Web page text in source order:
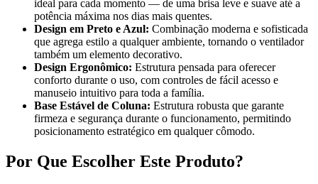
ideal para cada momento — de uma brisa leve e suave até a
potência máxima nos dias mais quentes.
Design em Preto e Azul: Combinação moderna e sofisticada
que agrega estilo a qualquer ambiente, tornando o ventilador
também um elemento decorativo.
Design Ergonômico: Estrutura pensada para oferecer
conforto durante o uso, com controles de fácil acesso e
manuseio intuitivo para toda a família.
Base Estável de Coluna: Estrutura robusta que garante
firmeza e segurança durante o funcionamento, permitindo
posicionamento estratégico em qualquer cômodo.
Por Que Escolher Este Produto?